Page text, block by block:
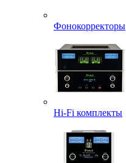
Фонокорректоры
Hi-Fi комплекты